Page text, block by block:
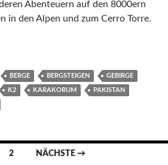
Abenteuern auf den 8000ern
in den Alpen und zum Cerro Torre.
und andere Grenzerfahrungen von
BERGE BERGSTEIGEN GEBIRGE
K2 KARAKORUM PAKISTAN
2 NÄCHSTE →